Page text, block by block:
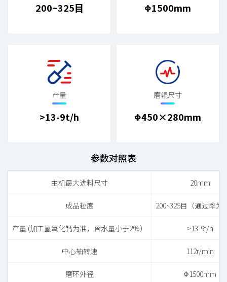
200~325目 Φ1500mm
产量
>13-9t/h
磨辊尺寸
Φ450×280mm
参数对照表
主机最大进料尺寸 20mm
成品粒度 200~325目（通过率为
产量 (加工氢氧化钙为准，含水量小于2%） >13-9t/h
中心轴转速 112r/min
磨环外径 Φ1500mm